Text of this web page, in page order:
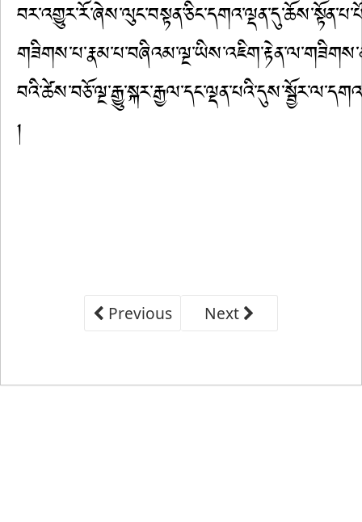
Previous Next